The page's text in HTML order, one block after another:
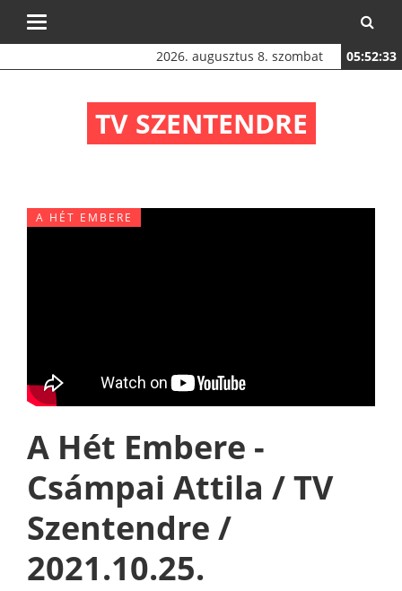
Toggle
2026. augusztus 8. szombat 05:52:33
TV SZENTENDRE
A HÉT EMBERE
A Hét Embere -
Csámpai Attila / TV
Szentendre /
2021.10.25.